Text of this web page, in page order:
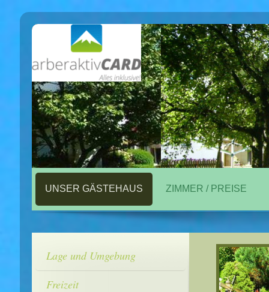
UNSER GÄSTEHAUS ZIMMER / PREISE
Lage und Umgebung
Freizeit